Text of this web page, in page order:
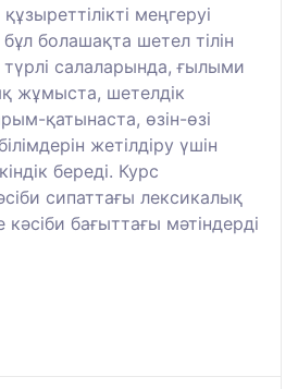
меңгеруі
болашақта шетел тілін
түрлі салаларында, ғылыми
жұмыста, шетелдік
қатынаста, өзін-өзі
жетілдіру үшін
береді. Курс
сипаттағы лексикалық
бағыттағы мәтіндерді